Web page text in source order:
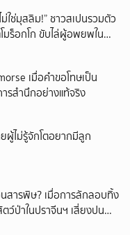
ใช่มุสลิม!” ชาวสเปนรวมตัว
มร็อกโก ขับไล่ผู้อพยพใน
เทศ
เมื่อคำขอโทษเป็น
ารสำนึกอย่างแท้จริง
ผู้ไม่รู้จักโตอยากมีลูก
นสารพิษ? เมื่อการลักลอบทิ้ง
ว์ป่าในปราจีนฯ เสี่ยงปน